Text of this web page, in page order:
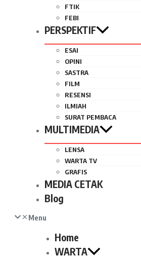
FTIK
FEBI
PERSPEKTIF
ESAI
OPINI
SASTRA
FILM
RESENSI
ILMIAH
SURAT PEMBACA
MULTIMEDIA
LENSA
WARTA TV
GRAFIS
MEDIA CETAK
Blog
Menu
Home
WARTA